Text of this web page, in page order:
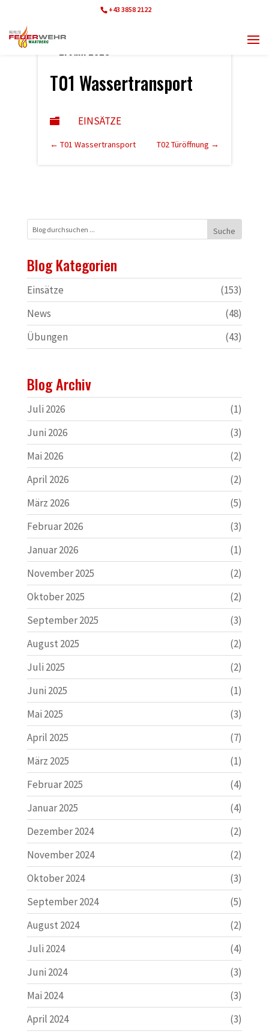
+43 3858 2122
T01 Wassertransport
 EINSÄTZE
← T01 Wassertransport T02 Türöffnung →
Blog Kategorien
Einsätze
(153)
News
(48)
Übungen
(43)
Blog Archiv
Juli 2026
(1)
Juni 2026
(3)
Mai 2026
(2)
April 2026
(2)
März 2026
(5)
Februar 2026
(3)
Januar 2026
(1)
November 2025
(2)
Oktober 2025
(2)
September 2025
(3)
August 2025
(2)
Juli 2025
(2)
Juni 2025
(1)
Mai 2025
(3)
April 2025
(7)
März 2025
(1)
Februar 2025
(4)
Januar 2025
(4)
Dezember 2024
(2)
November 2024
(2)
Oktober 2024
(3)
September 2024
(5)
August 2024
(2)
Juli 2024
(4)
Juni 2024
(3)
Mai 2024
(3)
April 2024
(3)